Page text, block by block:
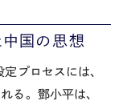
中国の思想
プロセスには、
る。鄧小平は、